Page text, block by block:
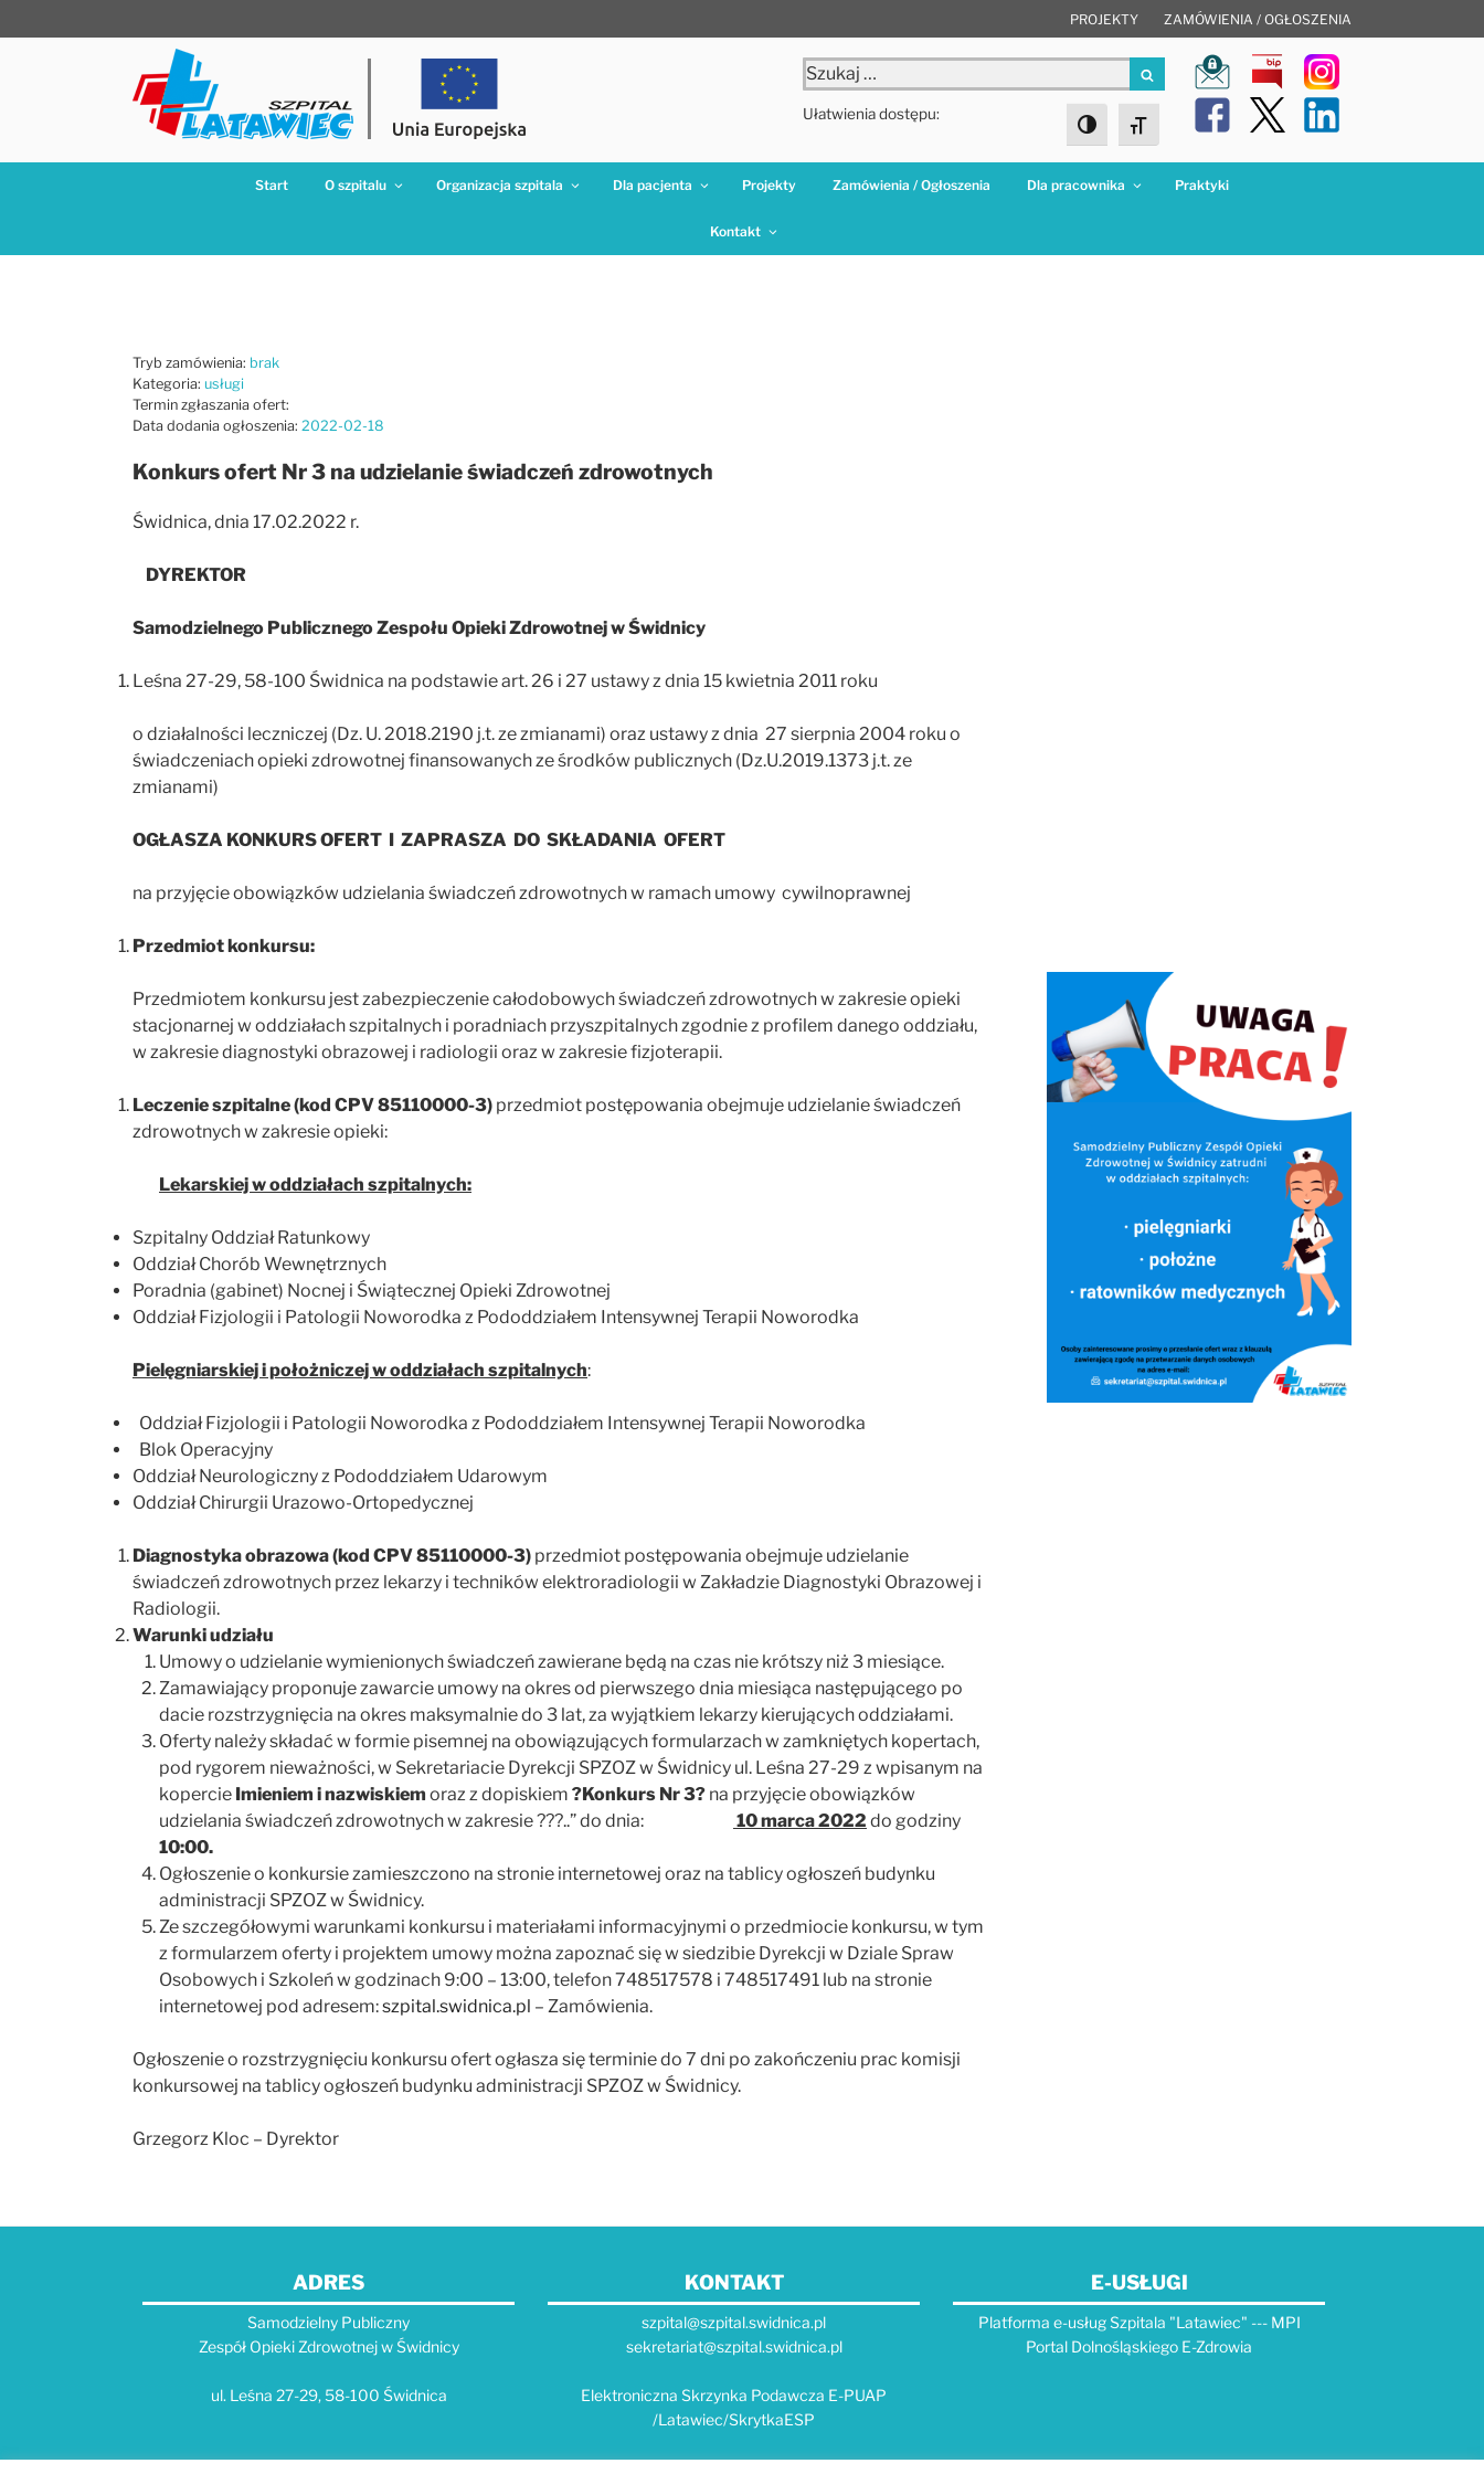
do
PROJEKTY ZAMÓWIENIA / OGŁOSZENIA
Szukaj:
Szukaj
Ułatwienia dostępu:
Toggle High Contrast
Toggle Font size
Start O szpitalu Organizacja szpitala Dla pacjenta Projekty Zamówienia / Ogłoszenia Dla pracownika Praktyki
Kontakt
Tryb zamówienia: brak
Kategoria: usługi
Termin zgłaszania ofert:
Data dodania ogłoszenia: 2022-02-18
Konkurs ofert Nr 3 na udzielanie świadczeń zdrowotnych
Świdnica, dnia 17.02.2022 r.
DYREKTOR
Samodzielnego Publicznego Zespołu Opieki Zdrowotnej w Świdnicy
Leśna 27-29, 58-100 Świdnica na podstawie art. 26 i 27 ustawy z dnia 15 kwietnia 2011 roku
o działalności leczniczej (Dz. U. 2018.2190 j.t. ze zmianami) oraz ustawy z dnia 27 sierpnia 2004 roku o
świadczeniach opieki zdrowotnej finansowanych ze środków publicznych (Dz.U.2019.1373 j.t. ze
zmianami)
OGŁASZA KONKURS OFERT I ZAPRASZA DO SKŁADANIA OFERT
na przyjęcie obowiązków udzielania świadczeń zdrowotnych w ramach umowy cywilnoprawnej
Przedmiot konkursu:
Przedmiotem konkursu jest zabezpieczenie całodobowych świadczeń zdrowotnych w zakresie opieki
stacjonarnej w oddziałach szpitalnych i poradniach przyszpitalnych zgodnie z profilem danego oddziału,
w zakresie diagnostyki obrazowej i radiologii oraz w zakresie fizjoterapii.
Leczenie szpitalne (kod CPV 85110000-3) przedmiot postępowania obejmuje udzielanie świadczeń
zdrowotnych w zakresie opieki:
Lekarskiej w oddziałach szpitalnych:
Szpitalny Oddział Ratunkowy
Oddział Chorób Wewnętrznych
Poradnia (gabinet) Nocnej i Świątecznej Opieki Zdrowotnej
Oddział Fizjologii i Patologii Noworodka z Pododdziałem Intensywnej Terapii Noworodka
Pielęgniarskiej i położniczej w oddziałach szpitalnych:
Oddział Fizjologii i Patologii Noworodka z Pododdziałem Intensywnej Terapii Noworodka
Blok Operacyjny
Oddział Neurologiczny z Pododdziałem Udarowym
Oddział Chirurgii Urazowo-Ortopedycznej
Diagnostyka obrazowa (kod CPV 85110000-3) przedmiot postępowania obejmuje udzielanie
świadczeń zdrowotnych przez lekarzy i techników elektroradiologii w Zakładzie Diagnostyki Obrazowej i
Radiologii.
Warunki udziału
Umowy o udzielanie wymienionych świadczeń zawierane będą na czas nie krótszy niż 3 miesiące.
Zamawiający proponuje zawarcie umowy na okres od pierwszego dnia miesiąca następującego po
dacie rozstrzygnięcia na okres maksymalnie do 3 lat, za wyjątkiem lekarzy kierujących oddziałami.
Oferty należy składać w formie pisemnej na obowiązujących formularzach w zamkniętych kopertach,
pod rygorem nieważności, w Sekretariacie Dyrekcji SPZOZ w Świdnicy ul. Leśna 27-29 z wpisanym na
kopercie Imieniem i nazwiskiem oraz z dopiskiem ?Konkurs Nr 3? na przyjęcie obowiązków
udzielania świadczeń zdrowotnych w zakresie ???..” do dnia:
10 marca 2022 do godziny
10:00.
Ogłoszenie o konkursie zamieszczono na stronie internetowej oraz na tablicy ogłoszeń budynku
administracji SPZOZ w Świdnicy.
Ze szczegółowymi warunkami konkursu i materiałami informacyjnymi o przedmiocie konkursu, w tym
z formularzem oferty i projektem umowy można zapoznać się w siedzibie Dyrekcji w Dziale Spraw
Osobowych i Szkoleń w godzinach 9:00 – 13:00, telefon 748517578 i 748517491 lub na stronie
internetowej pod adresem:szpital.swidnica.pl – Zamówienia.
Ogłoszenie o rozstrzygnięciu konkursu ofert ogłasza się terminie do 7 dni po zakończeniu prac komisji
konkursowej na tablicy ogłoszeń budynku administracji SPZOZ w Świdnicy.
Grzegorz Kloc – Dyrektor
ADRES
Samodzielny Publiczny
Zespół Opieki Zdrowotnej w Świdnicy
ul. Leśna 27-29, 58-100 Świdnica
KONTAKT
szpital@szpital.swidnica.pl
sekretariat@szpital.swidnica.pl
Elektroniczna Skrzynka Podawcza E-PUAP
/Latawiec/SkrytkaESP
E-USŁUGI
Platforma e-usług Szpitala "Latawiec" --- MPI
Portal Dolnośląskiego E-Zdrowia